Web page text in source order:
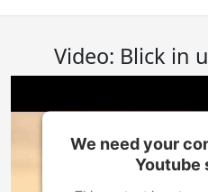
Video: Blick in
We need your
Youtube